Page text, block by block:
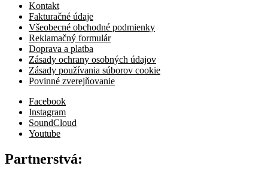
Kontakt
Fakturačné údaje
Všeobecné obchodné podmienky
Reklamačný formulár
Doprava a platba
Zásady ochrany osobných údajov
Zásady používania súborov cookie
Povinné zverejňovanie
Facebook
Instagram
SoundCloud
Youtube
Partnerstvá: